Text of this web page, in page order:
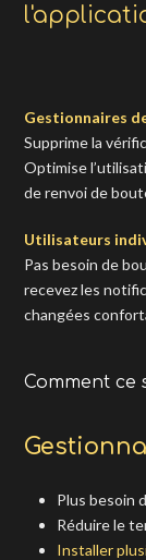
Gestionnaires
Supprime la
Optimise
de renvoi de
Utilisateurs
Pas besoin de
recevez les
changées
Comment ce
Plus besoin
Réduire le
Installer